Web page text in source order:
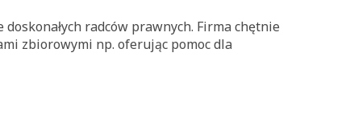
radców prawnych. Firma chętnie
zbiorowymi np. oferując pomoc dla